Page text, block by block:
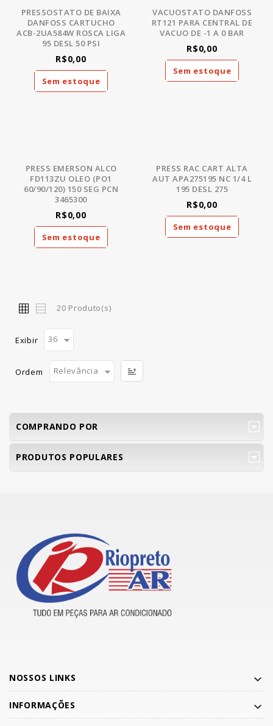
PRESSOSTATO DE BAIXA
DANFOSS CARTUCHO
ACB-2UA584W ROSCA LIGA
95 DESL 50 PSI
R$0,00
Sem estoque
VACUOSTATO DANFOSS
RT121 PARA CENTRAL DE
VACUO DE -1 A 0 BAR
R$0,00
Sem estoque
PRESS EMERSON ALCO
FD113ZU OLEO (PO1
60/90/120) 150 SEG PCN
3465300
R$0,00
Sem estoque
PRESS RAC CART ALTA
AUT APA275195 NC 1/4 L
195 DESL 275
R$0,00
Sem estoque
20 Produto(s)
Exibir 36
Ordem Relevância
COMPRANDO POR
PRODUTOS POPULARES
NOSSOS LINKS
INFORMAÇÕES